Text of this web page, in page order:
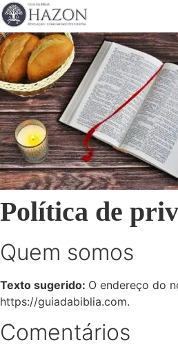
Política de
Quem somos
Texto sugerido: O endereço do
https://guiadabiblia.com.
Comentários